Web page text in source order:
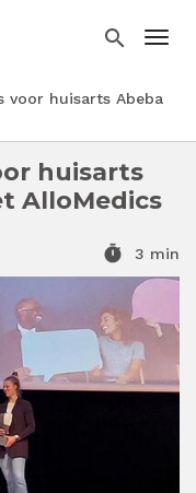
search
voor huisarts Abeba
huisarts
AlloMedics
timer 3 min